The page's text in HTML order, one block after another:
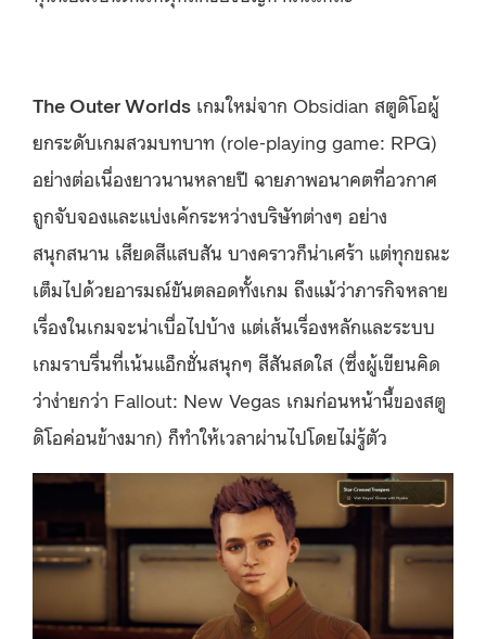
The Outer Worlds เกมใหม่จาก Obsidian สตูดิโอผู้
ยกระดับเกมสวมบทบาท (role-playing game: RPG)
อย่างต่อเนื่องยาวนานหลายปี ฉายภาพอนาคตที่อวกาศ
ถูกจับจองและแบ่งเค้กระหว่างบริษัทต่างๆ อย่าง
สนุกสนาน เสียดสีแสบสัน บางคราวก็น่าเศร้า แต่ทุกขณะ
เต็มไปด้วยอารมณ์ขันตลอดทั้งเกม ถึงแม้ว่าภารกิจหลาย
เรื่องในเกมจะน่าเบื่อไปบ้าง แต่เส้นเรื่องหลักและระบบ
เกมราบรื่นที่เน้นแอ็กชั่นสนุกๆ สีสันสดใส (ซึ่งผู้เขียนคิด
ว่าง่ายกว่า Fallout: New Vegas เกมก่อนหน้านี้ของสตู
ดิโอค่อนข้างมาก) ก็ทำให้เวลาผ่านไปโดยไม่รู้ตัว